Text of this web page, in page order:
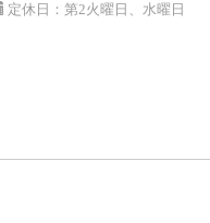
定休日：第2火曜日、水曜日